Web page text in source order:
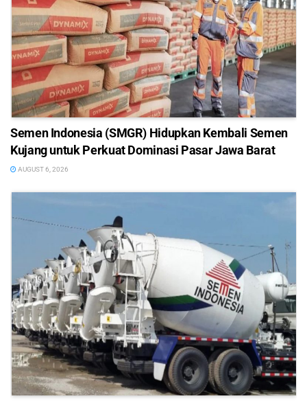
Semen Indonesia (SMGR) Hidupkan Kembali Semen
Kujang untuk Perkuat Dominasi Pasar Jawa Barat
AUGUST 6, 2026